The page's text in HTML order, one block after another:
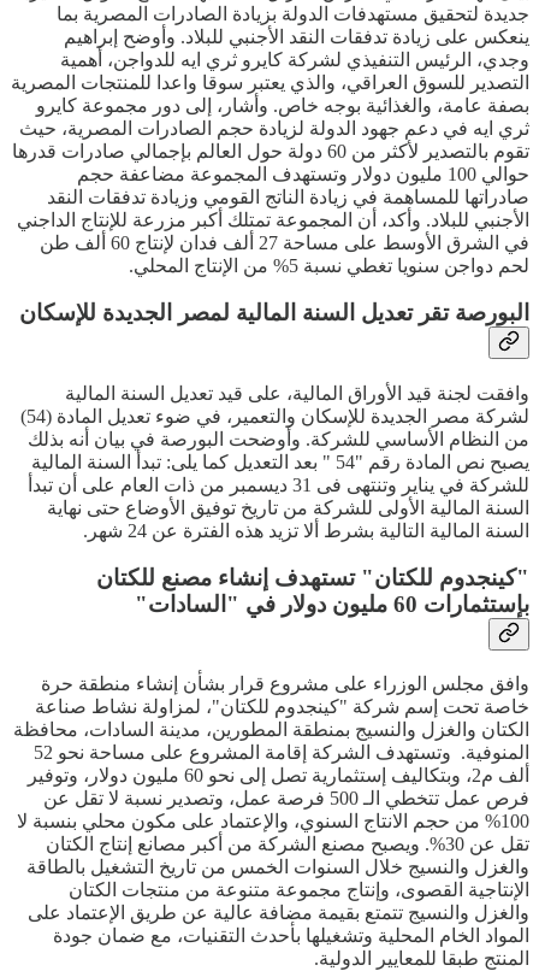
جديدة لتحقيق مستهدفات الدولة بزيادة الصادرات المصرية بما
ينعكس على زيادة تدفقات النقد الأجنبي للبلاد. وأوضح إبراهيم
وجدي، الرئيس التنفيذي لشركة كايرو ثري ايه للدواجن، أهمية
التصدير للسوق العراقي، والذي يعتبر سوقا واعدا للمنتجات المصرية
بصفة عامة، والغذائية بوجه خاص. وأشار، إلى دور مجموعة كايرو
ثري ايه في دعم جهود الدولة لزيادة حجم الصادرات المصرية، حيث
تقوم بالتصدير لأكثر من 60 دولة حول العالم بإجمالي صادرات قدرها
حوالي 100 مليون دولار وتستهدف المجموعة مضاعفة حجم
صادراتها للمساهمة في زيادة الناتج القومي وزيادة تدفقات النقد
الأجنبي للبلاد. وأكد، أن المجموعة تمتلك أكبر مزرعة للإنتاج الداجني
في الشرق الأوسط على مساحة 27 ألف فدان لإنتاج 60 ألف طن
لحم دواجن سنويا تغطي نسبة 5% من الإنتاج المحلي.
البورصة تقر تعديل السنة المالية لمصر الجديدة للإسكان
وافقت لجنة قيد الأوراق المالية، على قيد تعديل السنة المالية
لشركة مصر الجديدة للإسكان والتعمير، في ضوء تعديل المادة (54)
من النظام الأساسي للشركة. وأوضحت البورصة في بيان أنه بذلك
يصبح نص المادة رقم "54 " بعد التعديل كما يلى: تبدأ السنة المالية
للشركة في يناير وتنتهى فى 31 ديسمبر من ذات العام على أن تبدأ
السنة المالية الأولى للشركة من تاريخ توفيق الأوضاع حتى نهاية
السنة المالية التالية بشرط ألا تزيد هذه الفترة عن 24 شهر.
"كينجدوم للكتان" تستهدف إنشاء مصنع للكتان
بإستثمارات 60 مليون دولار في "السادات"
وافق مجلس الوزراء على مشروع قرار بشأن إنشاء منطقة حرة
خاصة تحت إسم شركة "كينجدوم للكتان"، لمزاولة نشاط صناعة
الكتان والغزل والنسيج بمنطقة المطورين، مدينة السادات، محافظة
المنوفية. وتستهدف الشركة إقامة المشروع على مساحة نحو 52
ألف م2، وبتكاليف إستثمارية تصل إلى نحو 60 مليون دولار، وتوفير
فرص عمل تتخطي الـ 500 فرصة عمل، وتصدير نسبة لا تقل عن
100% من حجم الانتاج السنوي، والإعتماد على مكون محلي بنسبة لا
تقل عن 30%. ويصبح مصنع الشركة من أكبر مصانع إنتاج الكتان
والغزل والنسيج خلال السنوات الخمس من تاريخ التشغيل بالطاقة
الإنتاجية القصوى، وإنتاج مجموعة متنوعة من منتجات الكتان
والغزل والنسيج تتمتع بقيمة مضافة عالية عن طريق الإعتماد على
المواد الخام المحلية وتشغيلها بأحدث التقنيات، مع ضمان جودة
المنتج طبقا للمعايير الدولية.